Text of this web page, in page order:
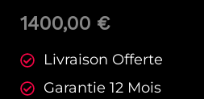
1400,00 €
Livraison Offerte
Garantie 12 Mois